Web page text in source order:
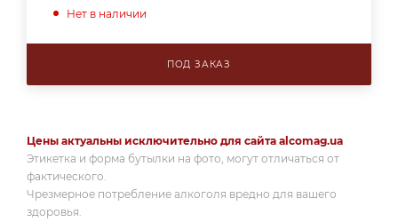
Нет в наличии
ПОД ЗАКАЗ
Цены актуальны исключительно для сайта alcomag.ua
Этикетка и форма бутылки на фото, могут отличаться от
фактического.
Чрезмерное потребление алкоголя вредно для вашего
здоровья.